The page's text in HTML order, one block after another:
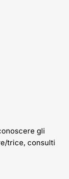
gli
trice, consulti